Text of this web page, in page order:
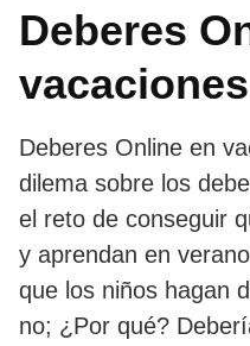
Deberes
vacaciones
Deberes Online en
dilema sobre los
el reto de conseguir
y aprendan en
que los niños hagan
no; ¿Por qué?